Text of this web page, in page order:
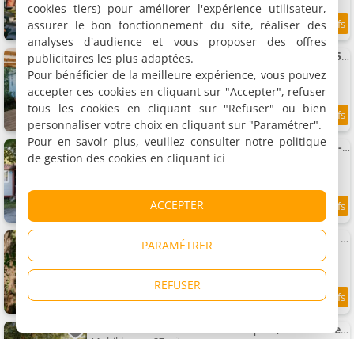
3.4 km
Mobil-home 4 pers avec terrasse - API-1-52-1571
Mobil-home, 27 m²
4 personnes, 2 chambres, 1 salle de bains
3.4 km
Mobil-home 3 chambres avec terrasse - API-1-52-1574
Mobil-home, 32 m²
Mobil-home confortable pour 5 avec terrasse - API-1-52-1577
Mobil-home, 26 m²
5 personnes, 2 chambres, 1 salle de bains
Mobil home avec Terrasse - 5 pers, 2 chambres - API-1-52-1573
cookies tiers) pour améliorer l'expérience utilisateur,
assurer le bon fonctionnement du site, réaliser des
analyses d'audience et vous proposer des offres
publicitaires les plus adaptées.
Pour bénéficier de la meilleure expérience, vous pouvez
accepter ces cookies en cliquant sur "Accepter", refuser
tous les cookies en cliquant sur "Refuser" ou bien
personnaliser votre choix en cliquant sur "Paramétrer".
Pour en savoir plus, veuillez consulter notre politique
de gestion des cookies en cliquant ici
ACCEPTER
PARAMÉTRER
REFUSER